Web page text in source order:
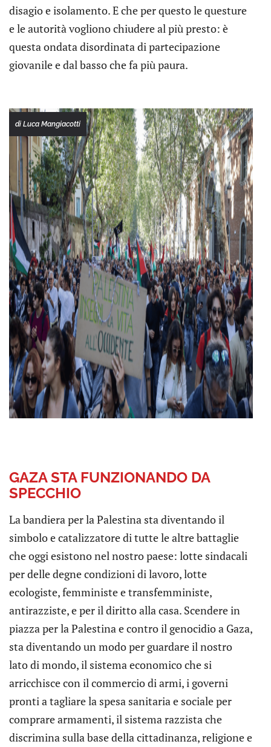
disagio e isolamento. E che per questo le questure
e le autorità vogliono chiudere al più presto: è
questa ondata disordinata di partecipazione
giovanile e dal basso che fa più paura.
di Luca Mangiacotti
GAZA STA FUNZIONANDO DA
SPECCHIO
La bandiera per la Palestina sta diventando il
simbolo e catalizzatore di tutte le altre battaglie
che oggi esistono nel nostro paese: lotte sindacali
per delle degne condizioni di lavoro, lotte
ecologiste, femministe e transfemministe,
antirazziste, e per il diritto alla casa. Scendere in
piazza per la Palestina e contro il genocidio a Gaza,
sta diventando un modo per guardare il nostro
lato di mondo, il sistema economico che si
arricchisce con il commercio di armi, i governi
pronti a tagliare la spesa sanitaria e sociale per
comprare armamenti, il sistema razzista che
discrimina sulla base della cittadinanza, religione e